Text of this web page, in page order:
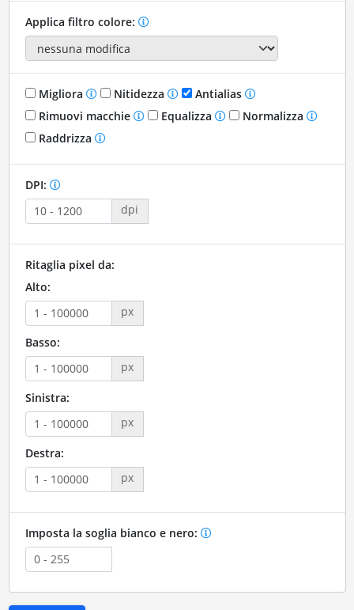
Applica filtro colore:
Migliora Nitidezza
Antialias
Rimuovi macchie
Equalizza
Normalizza
Raddrizza
DPI:
dpi
Ritaglia pixel da:
Alto:
px
Basso:
px
Sinistra:
px
Destra:
px
Imposta la soglia bianco e nero: